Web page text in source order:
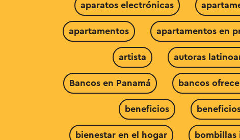
aparatos electrónicas
apartamentos apartamentos en
artista autoras
Bancos en Panamá bancos
beneficios
bienestar en el hogar bombillas